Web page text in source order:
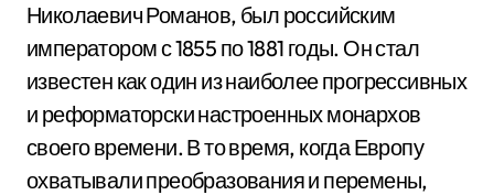
Николаевич Романов, был российским
императором с 1855 по 1881 годы. Он стал
известен как один из наиболее прогрессивных
и реформаторски настроенных монархов
своего времени. В то время, когда Европу
охватывали преобразования и перемены,